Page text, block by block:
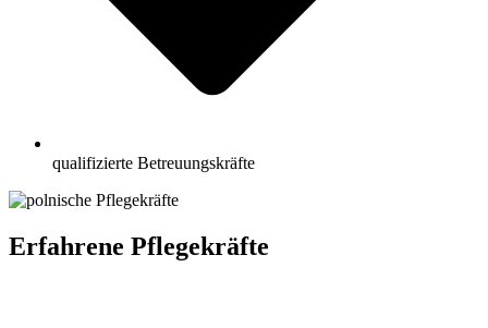
qualifizierte Betreuungskräfte
Erfahrene Pflegekräfte